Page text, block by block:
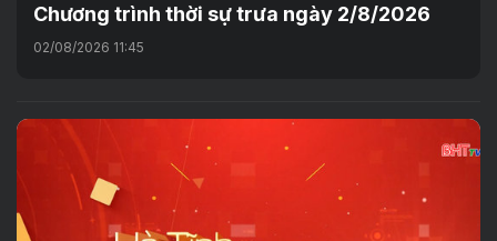
Chương trình thời sự trưa ngày 2/8/2026
02/08/2026 11:45